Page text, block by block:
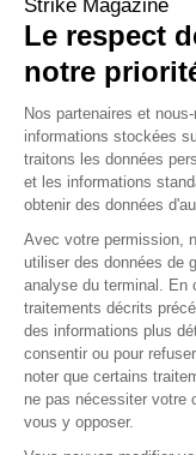
Cours au 15 décembre
OPINION MOYEN
OPINION LONG
Source : zonebourse
Strike Magazine
Le respect
notre
Nos partenaires et
informations stockées
traitons les données
et les informations
obtenir des données
Avec votre permission,
utiliser des données de
analyse du terminal. En
traitements décrits
des informations plus
consentir ou pour
noter que certains
ne pas nécessiter votre
vous y opposer.